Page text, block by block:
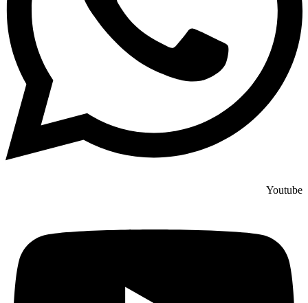
Youtube